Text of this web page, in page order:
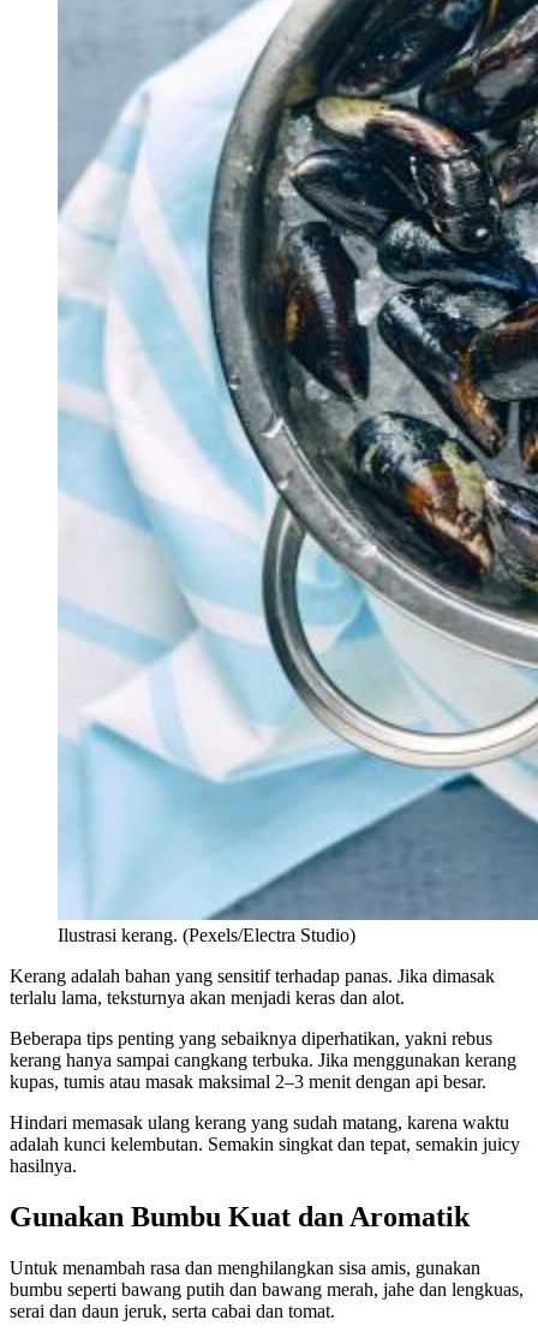
Ilustrasi kerang. (Pexels/Electra Studio)
Kerang adalah bahan yang sensitif terhadap panas. Jika dimasak
terlalu lama, teksturnya akan menjadi keras dan alot.
Beberapa tips penting yang sebaiknya diperhatikan, yakni rebus
kerang hanya sampai cangkang terbuka. Jika menggunakan kerang
kupas, tumis atau masak maksimal 2–3 menit dengan api besar.
Hindari memasak ulang kerang yang sudah matang, karena waktu
adalah kunci kelembutan. Semakin singkat dan tepat, semakin juicy
hasilnya.
Gunakan Bumbu Kuat dan Aromatik
Untuk menambah rasa dan menghilangkan sisa amis, gunakan
bumbu seperti bawang putih dan bawang merah, jahe dan lengkuas,
serai dan daun jeruk, serta cabai dan tomat.